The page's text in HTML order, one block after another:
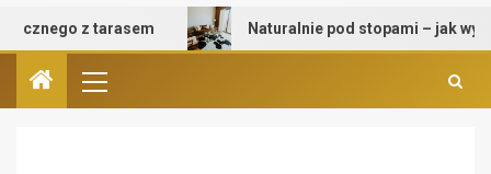
z tarasem Naturalnie pod stopami – jak wybrać